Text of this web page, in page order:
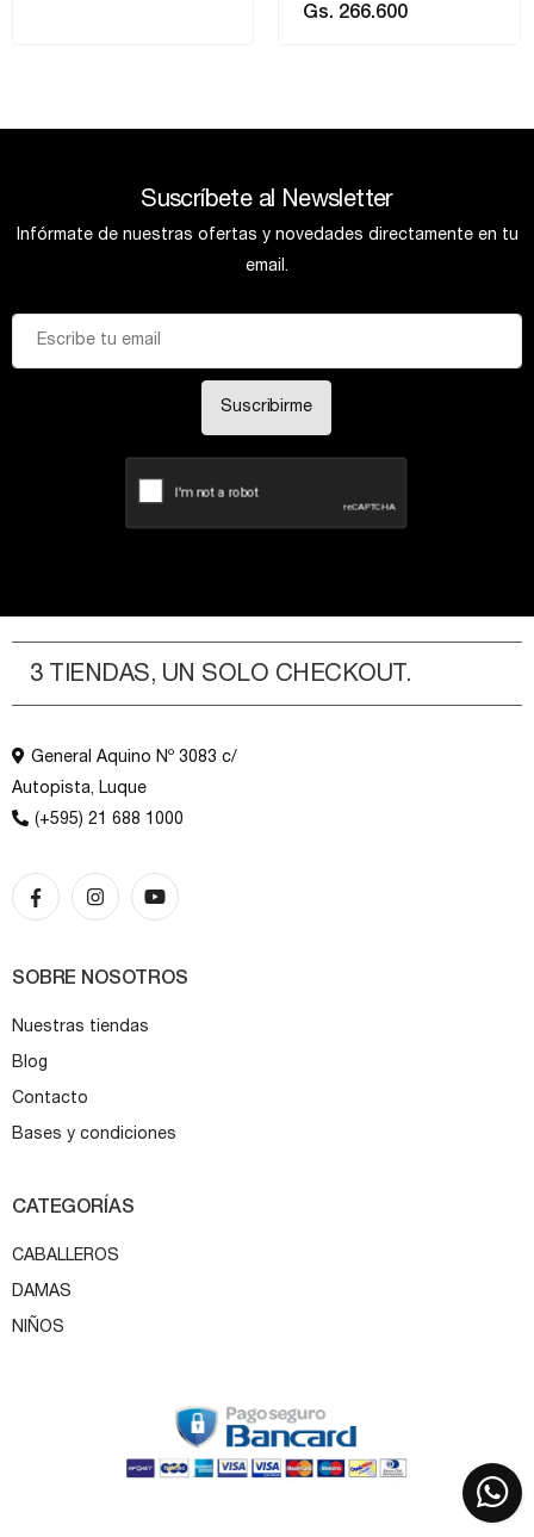
Gs. 266.600
Suscríbete al Newsletter
Infórmate de nuestras ofertas y novedades directamente en tu
email.
Suscribirme
3 TIENDAS, UN SOLO CHECKOUT.
General Aquino Nº 3083 c/
Autopista, Luque
(+595) 21 688 1000
SOBRE NOSOTROS
Nuestras tiendas
Blog
Contacto
Bases y condiciones
CATEGORÍAS
CABALLEROS
DAMAS
NIÑOS